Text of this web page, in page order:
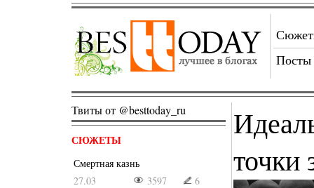
Посты
Твиты от @besttoday_ru
СЮЖЕТЫ
Смертная казнь
27.03
3597
6
точки